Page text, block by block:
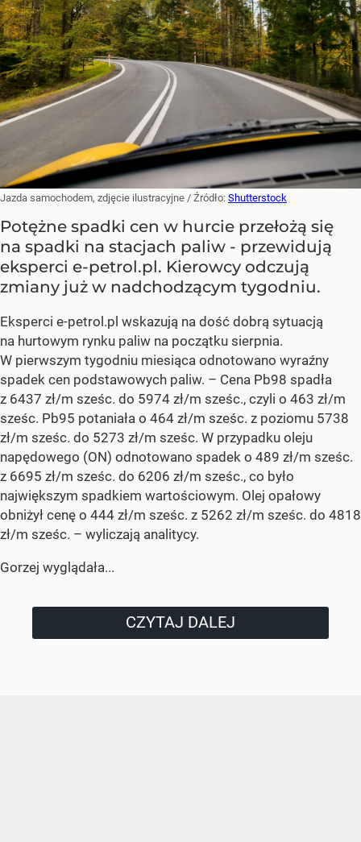
Jazda samochodem, zdjęcie ilustracyjne / Źródło: Shutterstock
Potężne spadki cen w hurcie przełożą się
na spadki na stacjach paliw - przewidują
eksperci e-petrol.pl. Kierowcy odczują
zmiany już w nadchodzącym tygodniu.
Eksperci e-petrol.pl wskazują na dość dobrą sytuacją
na hurtowym rynku paliw na początku sierpnia.
W pierwszym tygodniu miesiąca odnotowano wyraźny
spadek cen podstawowych paliw. – Cena Pb98 spadła
z 6437 zł/m sześc. do 5974 zł/m sześc., czyli o 463 zł/m
sześc. Pb95 potaniała o 464 zł/m sześc. z poziomu 5738
zł/m sześc. do 5273 zł/m sześc. W przypadku oleju
napędowego (ON) odnotowano spadek o 489 zł/m sześc.
z 6695 zł/m sześc. do 6206 zł/m sześc., co było
największym spadkiem wartościowym. Olej opałowy
obniżył cenę o 444 zł/m sześc. z 5262 zł/m sześc. do 4818
zł/m sześc. – wyliczają analitycy.
Gorzej wyglądała...
CZYTAJ DALEJ